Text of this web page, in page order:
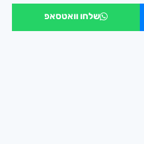
שלחו וואטסאפ